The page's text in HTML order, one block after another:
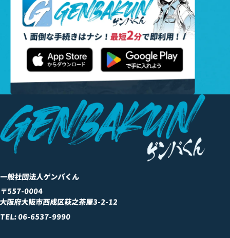
一般社団法人ゲンバくん
〒557-0004
阪府大阪市西成区萩之茶屋3-2-12
TEL: 06-6537-9990